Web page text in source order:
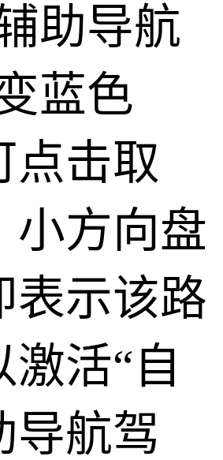
助导航
蓝色
点击取
小方向盘
表示该路
激活“自
导航驾